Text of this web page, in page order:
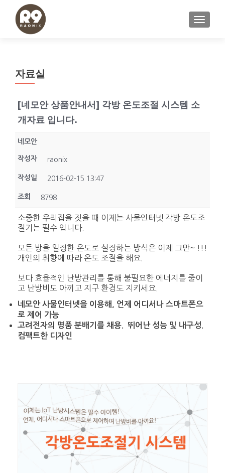
내비게
자료실
[네모안 상품안내서] 각방 온도조절 시스템 소
개자료 입니다.
네모안
작성자 raonix
작성일 2016-02-15 13:47
조회 8798
소중한 우리집을 짓을 때 이제는 사물인터넷 각방 온도조
절기는 필수 입니다.
모든 방을 일정한 온도로 설정하는 방식은 이제 그만~ !!!
개인의 취향에 따라 온도 조절을 해요.
보다 효율적인 난방관리를 통해 불필요한 에너지를 줄이
고 난방비도 아끼고 지구 환경도 지키세요.
네모안 사물인터넷을 이용해, 언제 어디서나 스마트폰으
로 제어 가능
고려전자의 명품 분배기를 채용. 뛰어난 성능 및 내구성.
컴팩트한 디자인